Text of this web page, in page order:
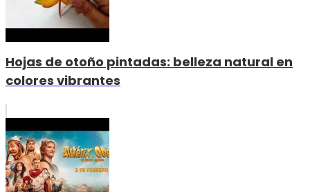
Hojas de otoño pintadas: belleza natural en
colores vibrantes